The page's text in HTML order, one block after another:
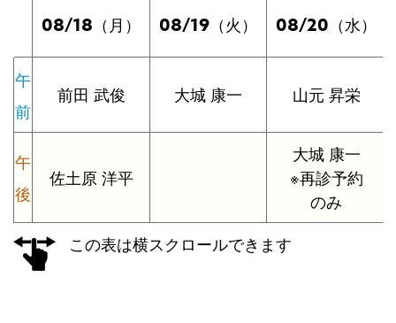
08/18 （月） 08/19 （火） 08/20 （水）
午
前
前田 武俊 大城 康一 山元 昇栄
午
後
佐土原 洋平
大城 康一
※再診予約
のみ
この表は横スクロールできます